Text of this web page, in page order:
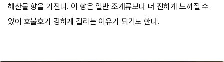
해산물 향을 가진다. 이 향은 일반 조개류보다 더 진하게 느껴질 수
있어 호불호가 강하게 갈리는 이유가 되기도 한다.